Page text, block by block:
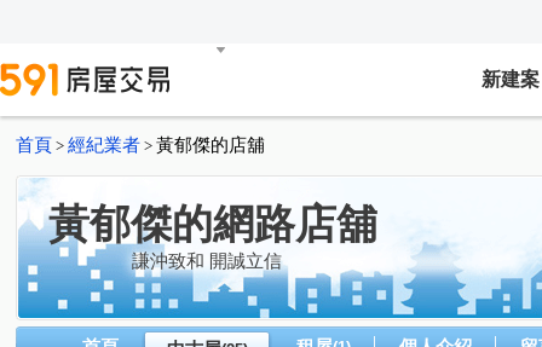
新建案
首頁 > 經紀業者 > 黃郁傑的店舖
黃郁傑的網路店舖
謙沖致和 開誠立信